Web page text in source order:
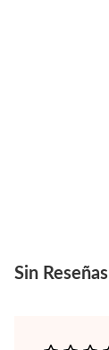
Sin Reseñas